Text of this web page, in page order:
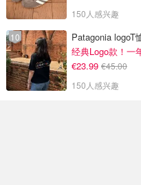
150人感兴趣
Patagonia logoT
经典Logo款！一
€23.99 €45.00
150人感兴趣